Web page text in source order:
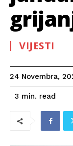
VIJESTI
24 Novembra,
3 min. read